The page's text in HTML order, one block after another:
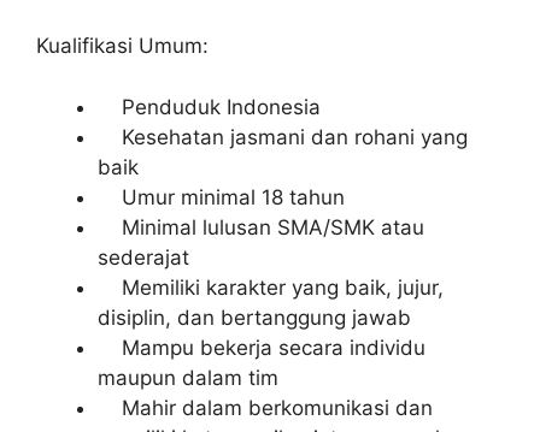
Kualifikasi Umum:
Penduduk Indonesia
Kesehatan jasmani dan rohani yang
baik
Umur minimal 18 tahun
Minimal lulusan SMA/SMK atau
sederajat
Memiliki karakter yang baik, jujur,
disiplin, dan bertanggung jawab
Mampu bekerja secara individu
maupun dalam tim
Mahir dalam berkomunikasi dan